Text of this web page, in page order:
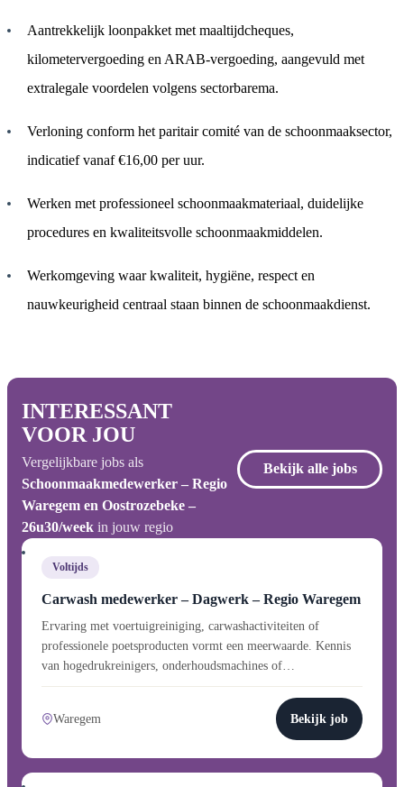
Aantrekkelijk loonpakket met maaltijdcheques,
kilometervergoeding en ARAB-vergoeding, aangevuld met
extralegale voordelen volgens sectorbarema.
Verloning conform het paritair comité van de schoonmaaksector,
indicatief vanaf €16,00 per uur.
Werken met professioneel schoonmaakmateriaal, duidelijke
procedures en kwaliteitsvolle schoonmaakmiddelen.
Werkomgeving waar kwaliteit, hygiëne, respect en
nauwkeurigheid centraal staan binnen de schoonmaakdienst.
INTERESSANT
VOOR JOU
Vergelijkbare jobs als
Schoonmaakmedewerker – Regio
Waregem en Oostrozebeke –
26u30/week in jouw regio
Bekijk alle jobs
Voltijds
Carwash medewerker – Dagwerk – Regio Waregem
Ervaring met voertuigreiniging, carwashactiviteiten of
professionele poetsproducten vormt een meerwaarde. Kennis
van hogedrukreinigers, onderhoudsmachines of…
Waregem Bekijk job